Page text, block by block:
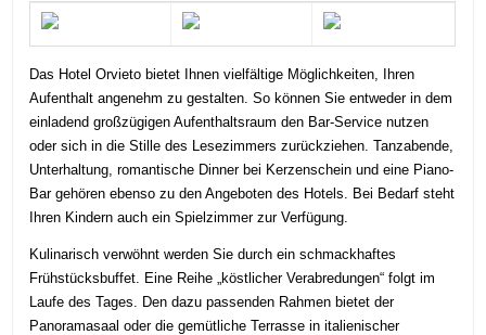
Das Hotel Orvieto bietet Ihnen vielfältige Möglichkeiten, Ihren
Aufenthalt angenehm zu gestalten. So können Sie entweder in dem
einladend großzügigen Aufenthaltsraum den Bar-Service nutzen
oder sich in die Stille des Lesezimmers zurückziehen. Tanzabende,
Unterhaltung, romantische Dinner bei Kerzenschein und eine Piano-
Bar gehören ebenso zu den Angeboten des Hotels. Bei Bedarf steht
Ihren Kindern auch ein Spielzimmer zur Verfügung.
Kulinarisch verwöhnt werden Sie durch ein schmackhaftes
Frühstücksbuffet. Eine Reihe „köstlicher Verabredungen“ folgt im
Laufe des Tages. Den dazu passenden Rahmen bietet der
Panoramasaal oder die gemütliche Terrasse in italienischer